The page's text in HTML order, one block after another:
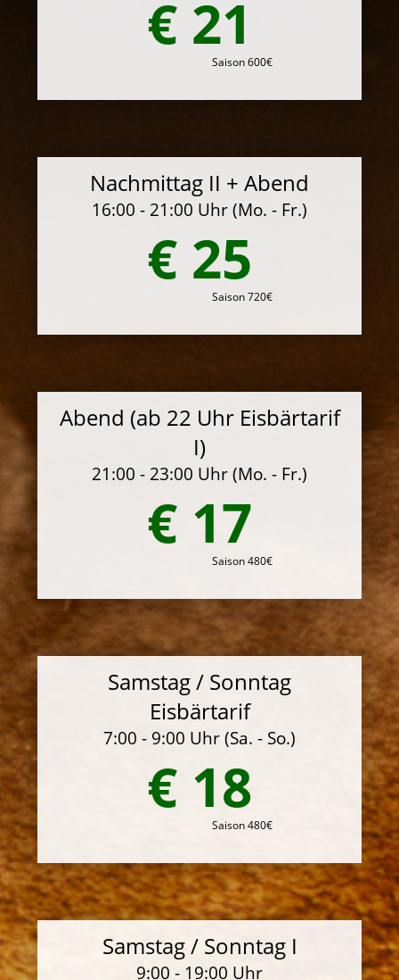
€ 21
Saison 600€
Nachmittag II + Abend
16:00 - 21:00 Uhr (Mo. - Fr.)
€ 25
Saison 720€
Abend (ab 22 Uhr Eisbärtarif
I)
21:00 - 23:00 Uhr (Mo. - Fr.)
€ 17
Saison 480€
Samstag / Sonntag
Eisbärtarif
7:00 - 9:00 Uhr (Sa. - So.)
€ 18
Saison 480€
Samstag / Sonntag I
9:00 - 19:00 Uhr